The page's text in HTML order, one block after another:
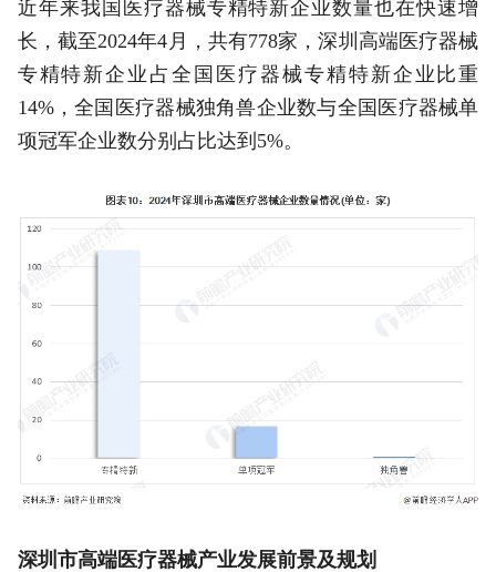
近年来我国医疗器械专精特新企业数量也在快速增
长，截至2024年4月，共有778家，深圳高端医疗器械
专精特新企业占全国医疗器械专精特新企业比重
14%，全国医疗器械独角兽企业数与全国医疗器械单
项冠军企业数分别占比达到5%。
深圳市高端医疗器械产业发展前景及规划